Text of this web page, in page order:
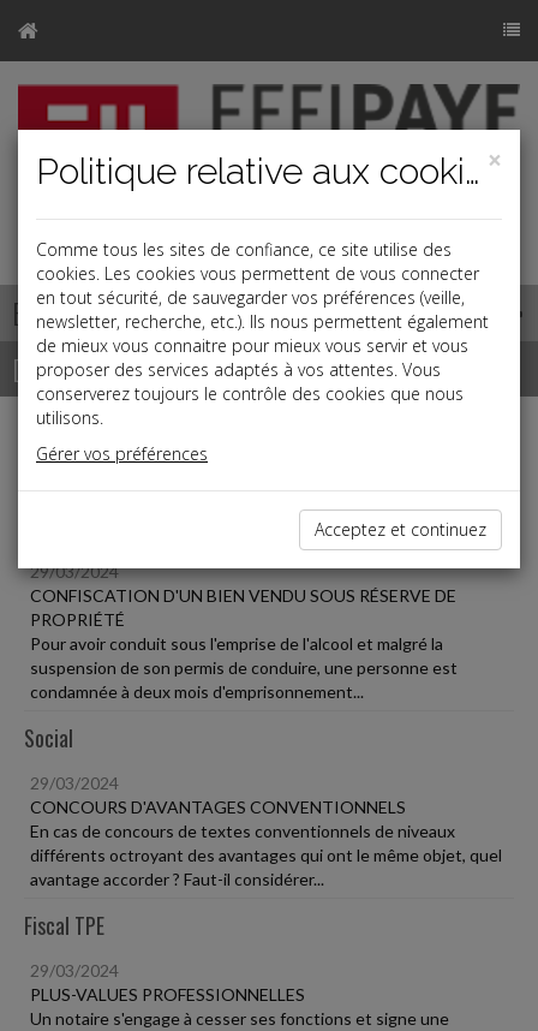
Base documentaire
Dépêches
Liste des dernières dépêches
29/03/2024
CONFISCATION D'UN BIEN VENDU SOUS RÉSERVE DE
PROPRIÉTÉ
Pour avoir conduit sous l'emprise de l'alcool et malgré la
suspension de son permis de conduire, une personne est
condamnée à deux mois d'emprisonnement...
Social
29/03/2024
CONCOURS D'AVANTAGES CONVENTIONNELS
En cas de concours de textes conventionnels de niveaux
différents octroyant des avantages qui ont le même objet, quel
avantage accorder ? Faut-il considérer...
Fiscal TPE
29/03/2024
PLUS-VALUES PROFESSIONNELLES
Un notaire s'engage à cesser ses fonctions et signe une
×
Politique relative aux cookies
Comme tous les sites de confiance, ce site utilise des
cookies. Les cookies vous permettent de vous connecter
en tout sécurité, de sauvegarder vos préférences (veille,
newsletter, recherche, etc.). Ils nous permettent également
de mieux vous connaitre pour mieux vous servir et vous
proposer des services adaptés à vos attentes. Vous
conserverez toujours le contrôle des cookies que nous
utilisons.
Gérer vos préférences
Acceptez et continuez